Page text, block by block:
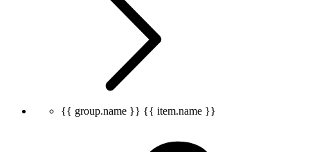
{{ group.name }} {{ item.name }}